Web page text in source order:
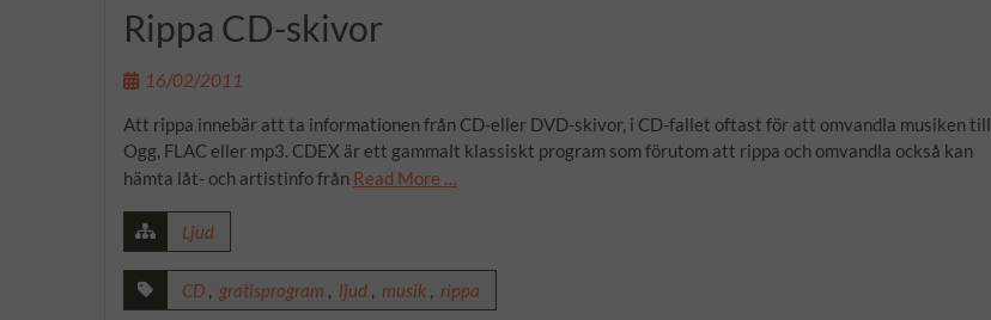
Rippa CD-skivor
16/02/2011
Att rippa innebär att ta informationen från CD-eller DVD-skivor, i CD-fallet oftast för att omvandla musiken till
Ogg, FLAC eller mp3. CDEX är ett gammalt klassiskt program som förutom att rippa och omvandla också kan
hämta låt- och artistinfo från Read More …
Ljud
CD gratisprogram ljud musik rippa